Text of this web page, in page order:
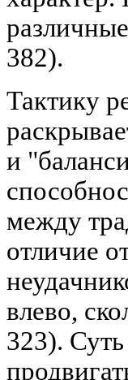
382).
Тактику
и
между
отличие
влево,
323).